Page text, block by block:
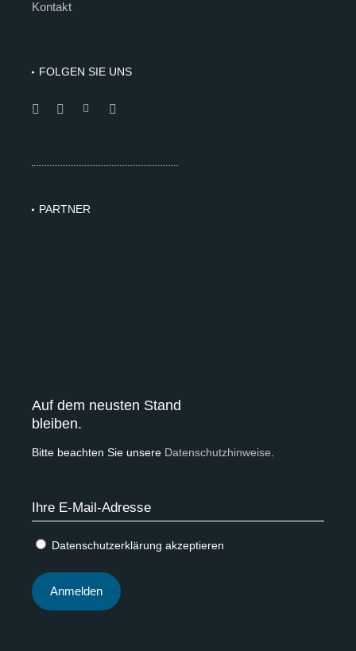
Kontakt
FOLGEN SIE UNS
PARTNER
Auf dem neusten Stand
bleiben.
Bitte beachten Sie unsere Datenschutzhinweise.
Datenschutzerklärung akzeptieren